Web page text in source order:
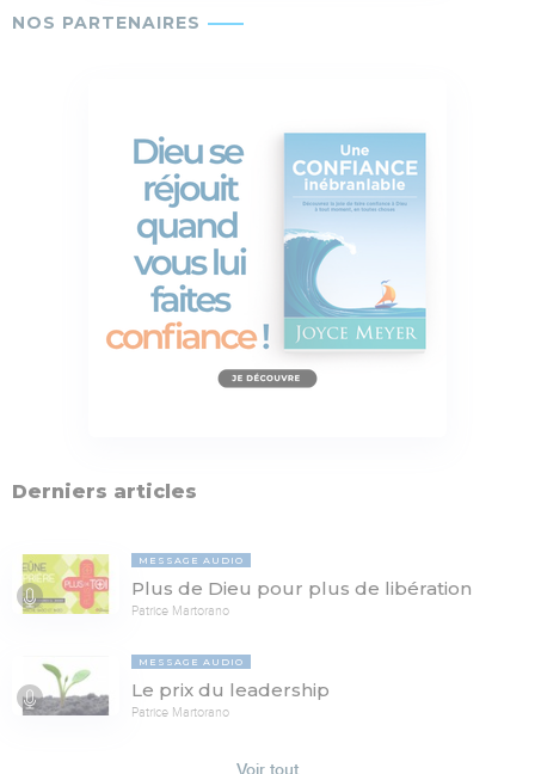
Derniers articles
MESSAGE AUDIO
Plus de Dieu pour plus de libération
Patrice Martorano
MESSAGE AUDIO
Le prix du leadership
Patrice Martorano
Voir tout